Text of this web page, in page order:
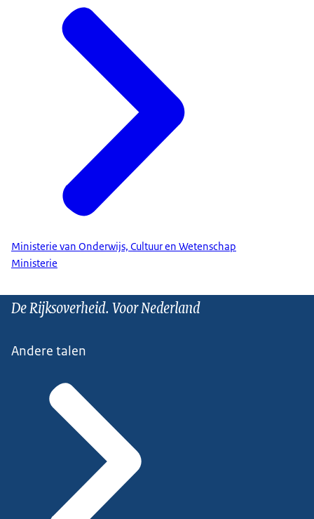
Ministerie van Onderwijs, Cultuur en Wetenschap
Ministerie
De Rijksoverheid. Voor Nederland
Andere talen